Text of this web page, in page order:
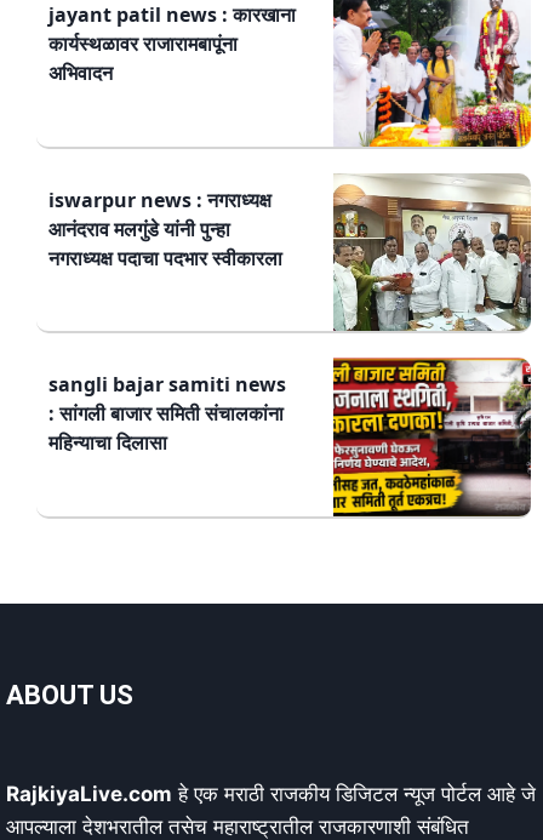
jayant patil news : कारखाना
कार्यस्थळावर राजारामबापूंना
अभिवादन
iswarpur news : नगराध्यक्ष
आनंदराव मलगुंडे यांनी पुन्हा
नगराध्यक्ष पदाचा पदभार स्वीकारला
sangli bajar samiti news
: सांगली बाजार समिती संचालकांना
महिन्याचा दिलासा
ABOUT US
RajkiyaLive.com हे एक मराठी राजकीय डिजिटल न्यूज पोर्टल आहे जे
आपल्याला देशभरातील तसेच महाराष्ट्रातील राजकारणाशी संबंधित